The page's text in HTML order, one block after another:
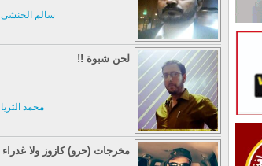
سالم الحنشي
لحن شبوة !!
محمد الثريا
مخرجات (حرو) كازوز ولا غدراء